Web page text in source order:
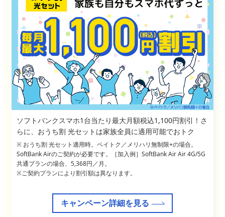
ソフトバンクスマホ1台当たり最大月額税込1,100円割引！さ
らに、おうち割 光セットは家族全員に適用可能でおトク
※ おうち割 光セット適用時。ペイトク／メリハリ無制限+の場合。
SoftBank Airのご契約が必要です。［加入例］SoftBank Air Air 4G/5G
共通プランの場合、5,368円／月。
※ご契約プランにより割引額は異なります。
キャンペーン詳細を見る